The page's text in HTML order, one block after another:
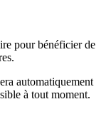
pour bénéficier de
automatiquement
à tout moment.